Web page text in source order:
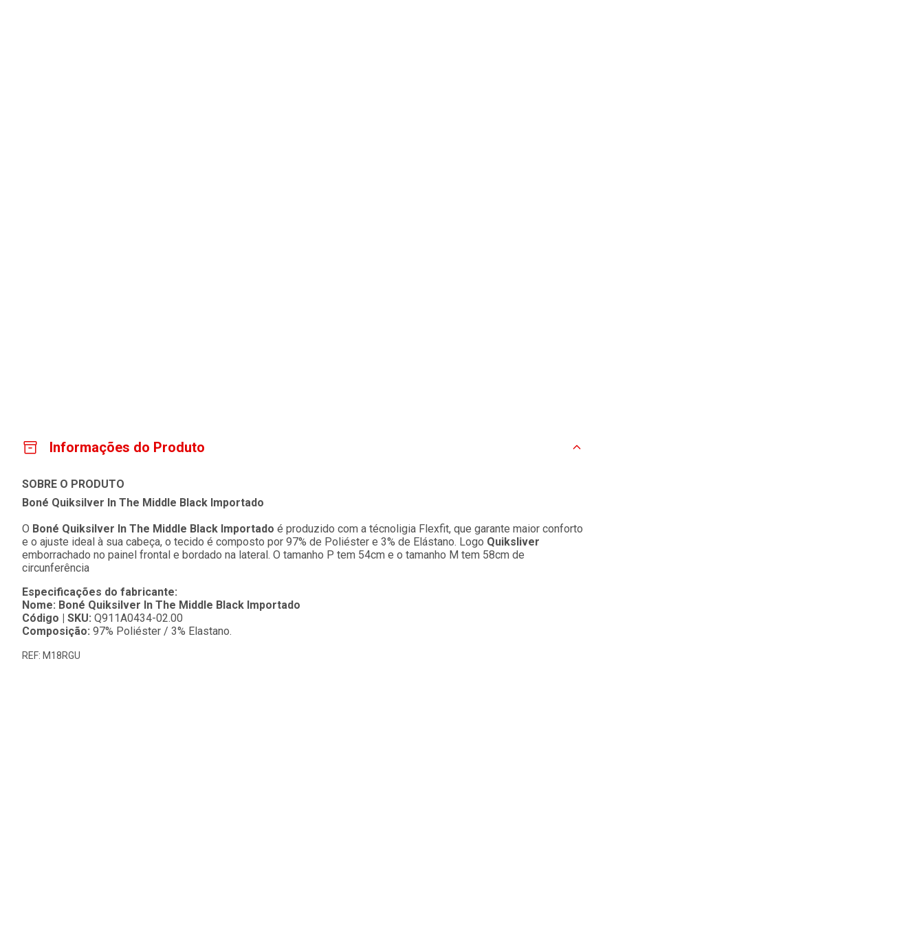
Informações do Produto
SOBRE O PRODUTO
Boné Quiksilver In The Middle Black Importado
O Boné Quiksilver In The Middle Black Importado é produzido com a técnoligia Flexfit, que garante maior conforto
e o ajuste ideal à sua cabeça, o tecido é composto por 97% de Poliéster e 3% de Elástano. Logo Quiksliver
emborrachado no painel frontal e bordado na lateral. O tamanho P tem 54cm e o tamanho M tem 58cm de
circunferência
Especificações do fabricante:
Nome: Boné Quiksilver In The Middle Black Importado
Código | SKU: Q911A0434-02.00
Composição: 97% Poliéster / 3% Elastano.
REF: M18RGU